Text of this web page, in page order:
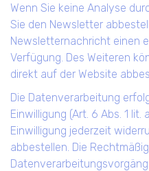
Wenn Sie keine Analyse
Sie den Newsletter
Newsletternachricht einen
Verfügung. Des Weiteren
direkt auf der Website
Die Datenverarbeitung
Einwilligung (Art. 6 Abs. 1 lit.
Einwilligung jederzeit
abbestellen. Die